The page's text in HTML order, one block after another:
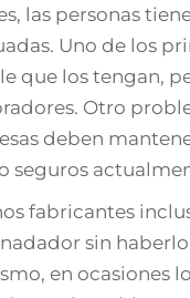
las personas
Uno de los
que los tengan,
Otro
deben
seguros
fabricantes
sin
en ocasiones